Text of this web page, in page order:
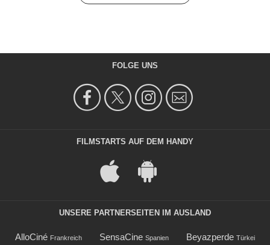
FOLGE UNS
FILMSTARTS AUF DEM HANDY
UNSERE PARTNERSEITEN IM AUSLAND
AlloCiné Frankreich SensaCine Spanien Beyazperde Türkei